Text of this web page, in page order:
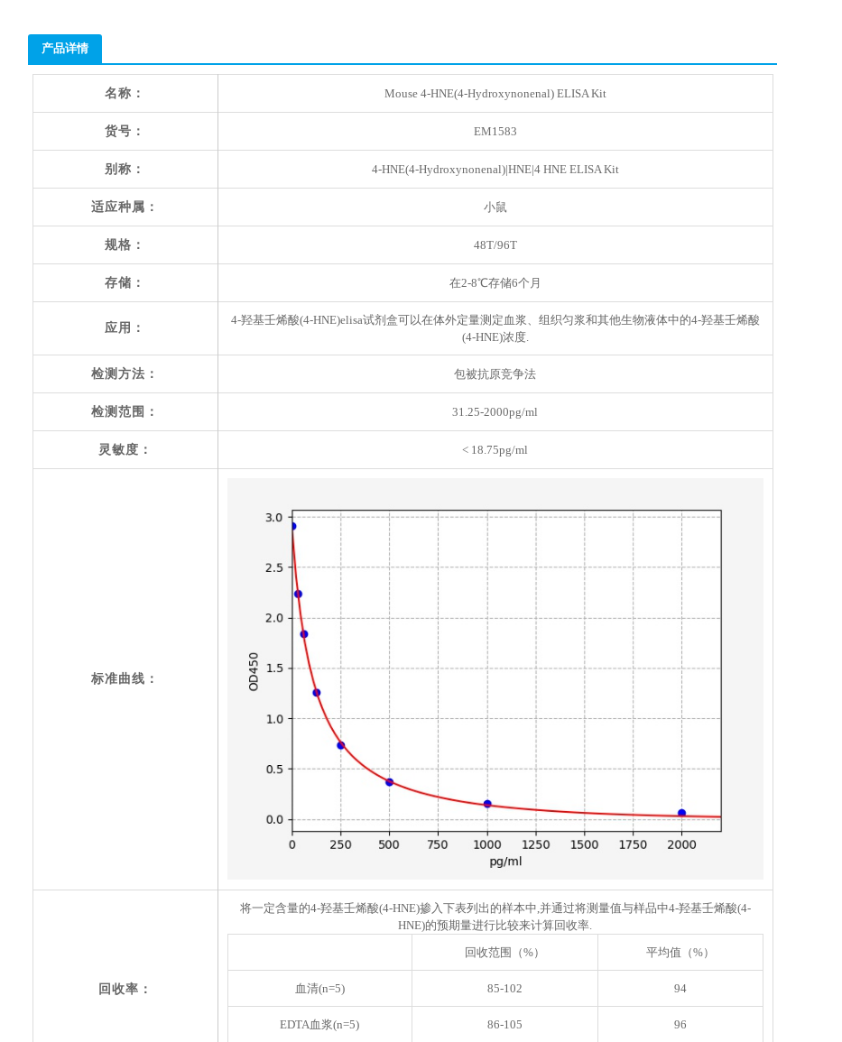
产品详情
名称： Mouse 4-HNE(4-Hydroxynonenal) ELISA Kit
货号： EM1583
别称： 4-HNE(4-Hydroxynonenal)|HNE|4 HNE ELISA Kit
适应种属： 小鼠
规格： 48T/96T
存储： 在2-8℃存储6个月
应用：
4-羟基壬烯酸(4-HNE)elisa试剂盒可以在体外定量测定血浆、组织匀浆和其他生物液体中的4-羟基壬烯酸
(4-HNE)浓度.
检测方法： 包被抗原竞争法
检测范围： 31.25-2000pg/ml
灵敏度： < 18.75pg/ml
标准曲线：
回收率：
将一定含量的4-羟基壬烯酸(4-HNE)掺入下表列出的样本中,并通过将测量值与样品中4-羟基壬烯酸(4-
HNE)的预期量进行比较来计算回收率.
回收范围（%）
平均值（%）
血清(n=5) 85-102 94
EDTA血浆(n=5) 86-105 96